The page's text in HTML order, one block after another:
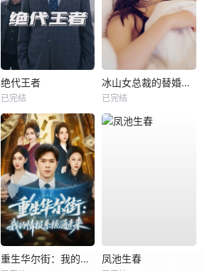
绝代王者
已完结
冰山女总裁的替婚兵王
已完结
重生华尔街：我的情报系统通未来 凤池生春